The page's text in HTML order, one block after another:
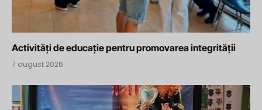
Activități de educație pentru promovarea integrității
7 august 2026